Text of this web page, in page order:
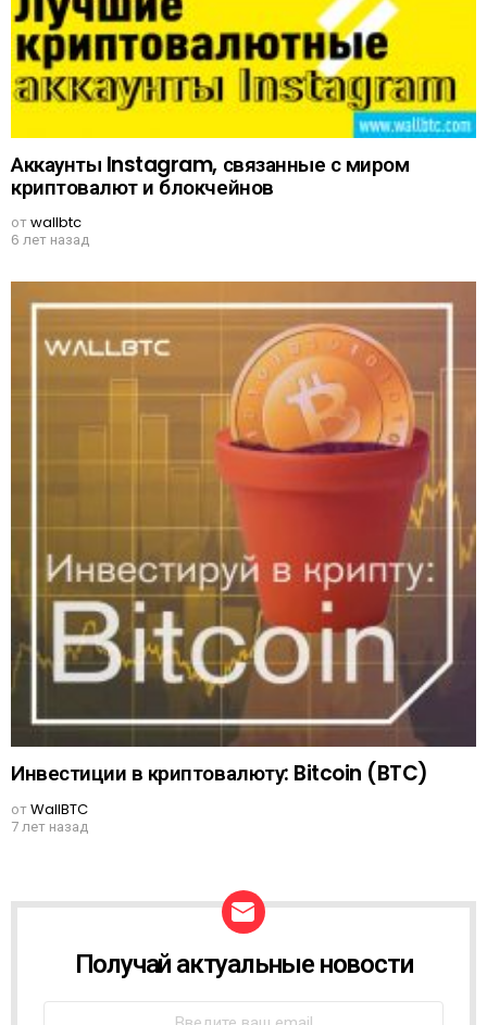
Аккаунты Instagram, связанные с миром
криптовалют и блокчейнов
отwallbtc
6 лет назад
Инвестиции в криптовалюту: Bitcoin (BTC)
отWallBTC
7 лет назад
W
Получай актуальные новости